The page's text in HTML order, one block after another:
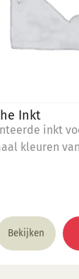
Inkt
inkt
kleuren
Bekijken